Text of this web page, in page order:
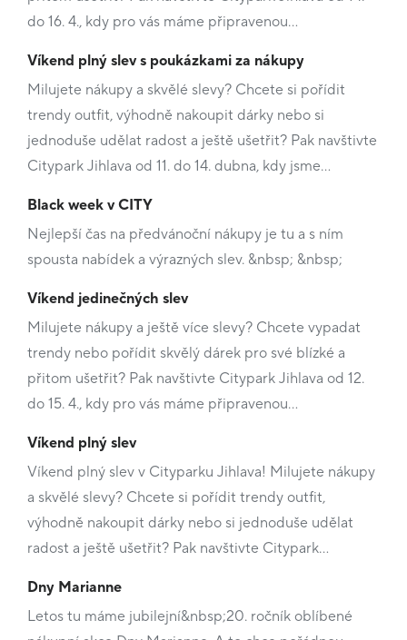
do 16. 4., kdy pro vás máme připravenou…
Víkend plný slev s poukázkami za nákupy
Milujete nákupy a skvělé slevy? Chcete si pořídit
trendy outfit, výhodně nakoupit dárky nebo si
jednoduše udělat radost a ještě ušetřit? Pak navštivte
Citypark Jihlava od 11. do 14. dubna, kdy jsme…
Black week v CITY
Nejlepší čas na předvánoční nákupy je tu a s ním
spousta nabídek a výrazných slev. &nbsp; &nbsp;
Víkend jedinečných slev
Milujete nákupy a ještě více slevy? Chcete vypadat
trendy nebo pořídit skvělý dárek pro své blízké a
přitom ušetřit? Pak navštivte Citypark Jihlava od 12.
do 15. 4., kdy pro vás máme připravenou…
Víkend plný slev
Víkend plný slev v Cityparku Jihlava! Milujete nákupy
a skvělé slevy? Chcete si pořídit trendy outfit,
výhodně nakoupit dárky nebo si jednoduše udělat
radost a ještě ušetřit? Pak navštivte Citypark…
Dny Marianne
Letos tu máme jubilejní&nbsp;20. ročník oblíbené